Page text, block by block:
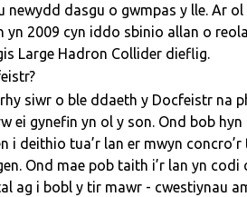
newydd dasgu o gwmpas y lle. Ar
yn 2009 cyn iddo sbinio allan o
Large Hadron Collider dieflig.
siwr o ble ddaeth y Docfeistr na
ei gynefin yn ol y son. Ond bob hyn
i deithio tua’r lan er mwyn
Ond mae pob taith i’r lan yn
ag i bobl y tir mawr - cwestiynau